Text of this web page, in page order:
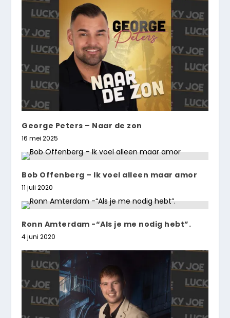
George Peters – Naar de zon
16 mei 2025
Bob Offenberg – Ik voel alleen maar amor
11 juli 2020
Ronn Amterdam -“Als je me nodig hebt”.
4 juni 2020